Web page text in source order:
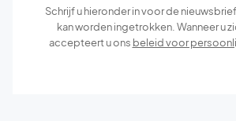
Schrijf u hieronder in voor de
kan worden ingetrokken. Wanneer u
accepteert u ons beleid voor